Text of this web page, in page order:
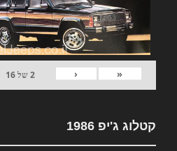
«
‹
2של16
קטלוג ג'יפ 1986